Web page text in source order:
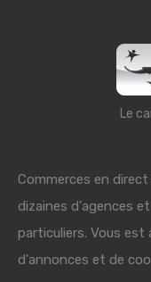
Le
Commerces en
dizaines d'agences
particuliers. Vous
d'annonces et de